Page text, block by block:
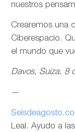
nuestros
Crearemos una
Ciberespacio.
el mundo que
Davos, Suiza. 8
—
Leal. Ayudo a